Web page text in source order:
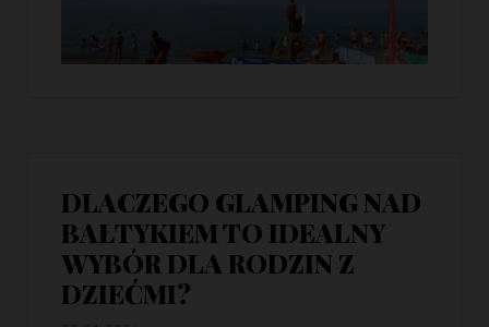
DLACZEGO GLAMPING NAD
BAŁTYKIEM TO IDEALNY
WYBÓR DLA RODZIN Z
DZIEĆMI?